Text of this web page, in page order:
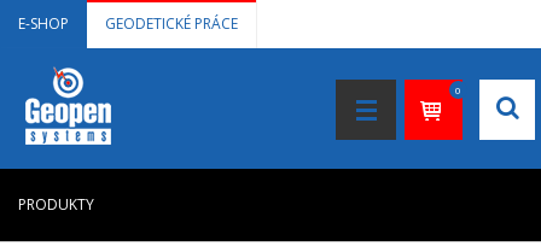
E-SHOP GEODETICKÉ PRÁCE
0
PRODUKTY